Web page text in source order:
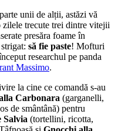
unii de alții, astăzi vă
zilele trecute trei dintre vitejii
presăra foame în
să fie paste! Mofturi
researchul pe panda
Massimo.
la cine ce comandă s-au
Carbonara (garganelli,
de smântână) pentru
(tortellini, ricotta,